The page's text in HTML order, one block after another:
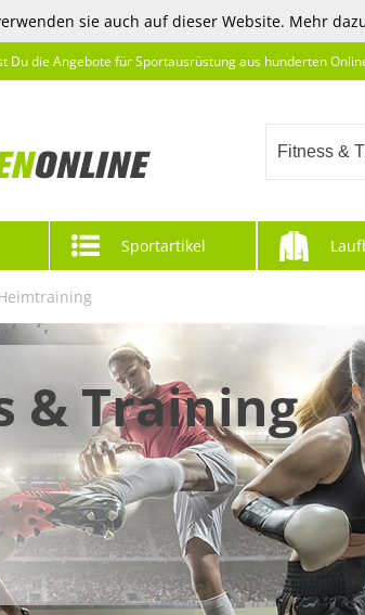
sie auch auf dieser Website. Mehr
Du die Angebote für Sportausrüstung aus hunderten
Fitness &
Sportartikel
& Training